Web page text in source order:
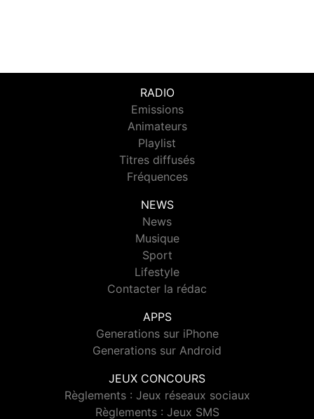
RADIO
Emissions
Animateurs
Playlist
Titres diffusés
Fréquences
NEWS
News
Musique
Sport
Lifestyle
Contacter la rédac
APPS
Generations sur iPhone
Generations sur Android
JEUX CONCOURS
Règlements : Jeux réseaux sociaux
Règlements : Jeux SMS